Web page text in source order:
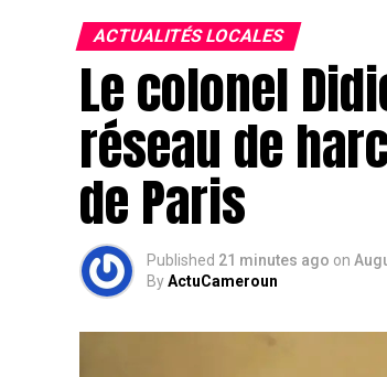
ACTUALITÉS LOCALES
Le colonel
réseau de
de Paris
Published 21 minutes ago on
ByActuCameroun